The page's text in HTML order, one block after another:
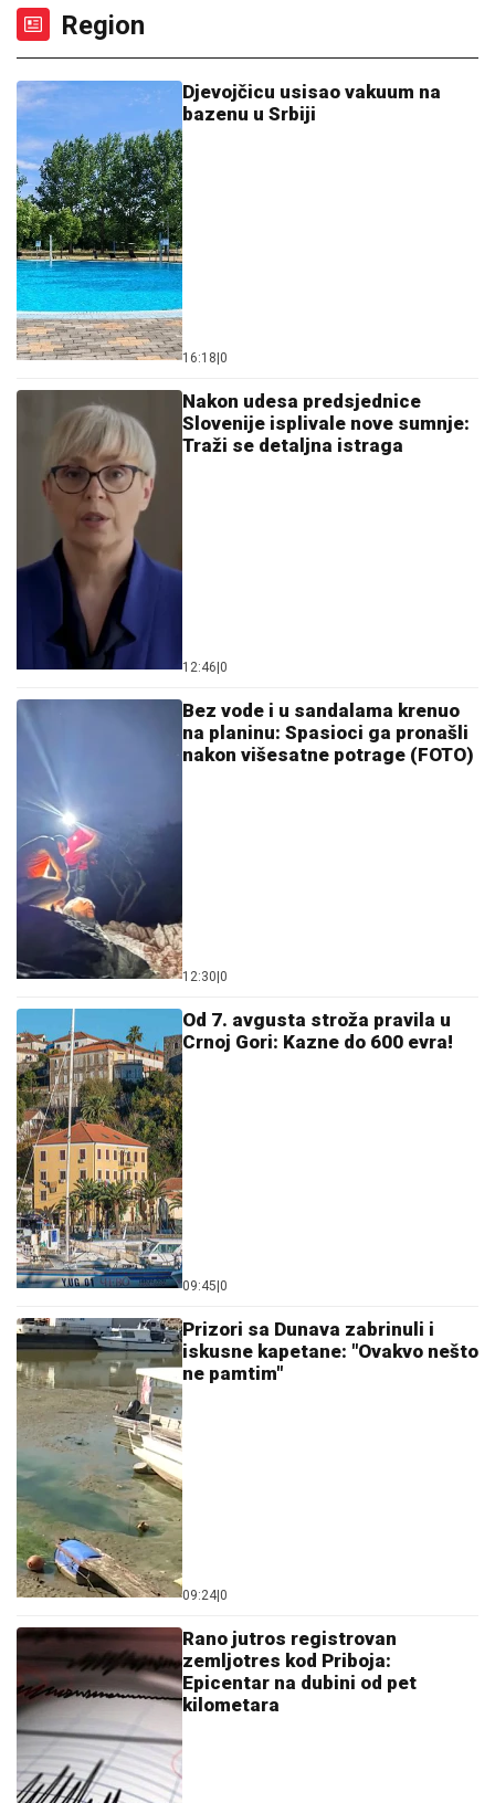
Region
Djevojčicu usisao vakuum na
bazenu u Srbiji
16:18|0
Nakon udesa predsjednice
Slovenije isplivale nove sumnje:
Traži se detaljna istraga
12:46|0
Bez vode i u sandalama krenuo
na planinu: Spasioci ga pronašli
nakon višesatne potrage (FOTO)
12:30|0
Od 7. avgusta stroža pravila u
Crnoj Gori: Kazne do 600 evra!
09:45|0
Prizori sa Dunava zabrinuli i
iskusne kapetane: "Ovakvo nešto
ne pamtim"
09:24|0
Rano jutros registrovan
zemljotres kod Priboja:
Epicentar na dubini od pet
kilometara